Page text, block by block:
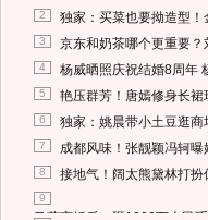
2 独家：买菜也要拗造型
3 京东和奶茶哪个更重要？
4 杨威晒照庆祝结婚8周年
5 艳压群芳！唐嫣修身长裙
6 独家：姚晨带小土豆逛商
7 成都风味！张靓颖冯轲
8 接地气！阔太熊黛林打扮
9